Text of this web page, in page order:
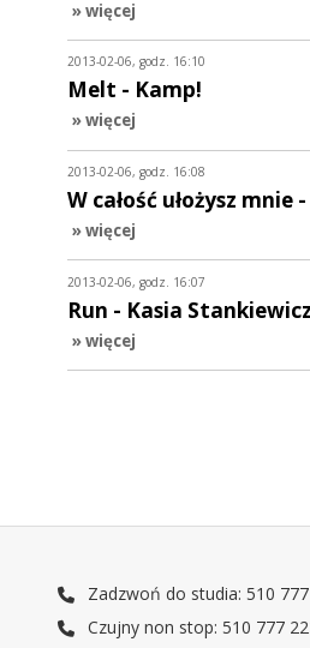
» więcej
2013-02-06, godz. 16:10
Melt - Kamp!
» więcej
2013-02-06, godz. 16:08
W całość ułożysz mnie
» więcej
2013-02-06, godz. 16:07
Run - Kasia Stankiewicz
» więcej
Zadzwoń do studia: 510
Czujny non stop: 510 777